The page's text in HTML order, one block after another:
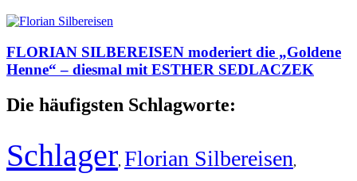
FLORIAN SILBEREISEN moderiert die „Goldene
Henne“ – diesmal mit ESTHER SEDLACZEK
Die häufigsten Schlagworte:
Schlager, Florian Silbereisen,